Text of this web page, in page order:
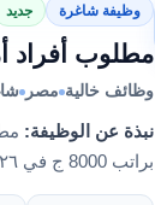
وظيفة شاغرة جديد
مطلوب أفراد
وظائف خالية مصر
نبذة عن الوظيفة:
براتب 8000 ج في ٢٦ يوم عمل + ٤ اجازه وراتب 9300 ج في ٣٠ يو…